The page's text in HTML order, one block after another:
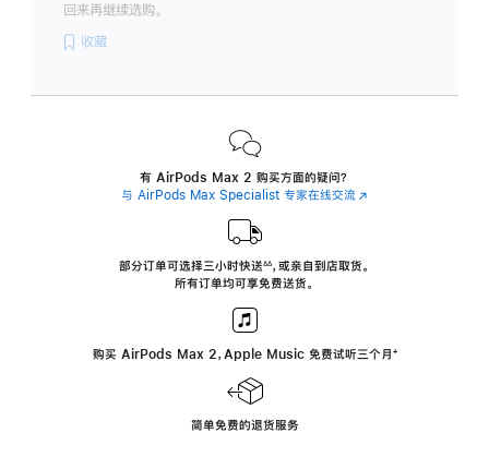
回来再继续选购。
收藏
有 AirPods Max 2 购买方面的疑问？
与 AirPods Max Specialist 专家在线交流(在
中
部分订单可选择三小时快送∆∆， 或亲自到店取货。
所有订单均可享免费送货。
购买 AirPods Max 2，Apple Music 免费试听三个月 ‍脚
‍⁺
简单免费的退货服务